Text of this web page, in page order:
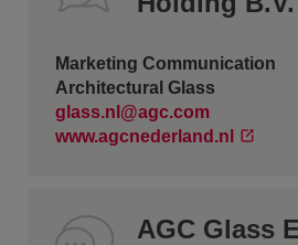
Marketing Communication
Architectural Glass
glass.nl@agc.com
www.agcnederland.nl
AGC Glass